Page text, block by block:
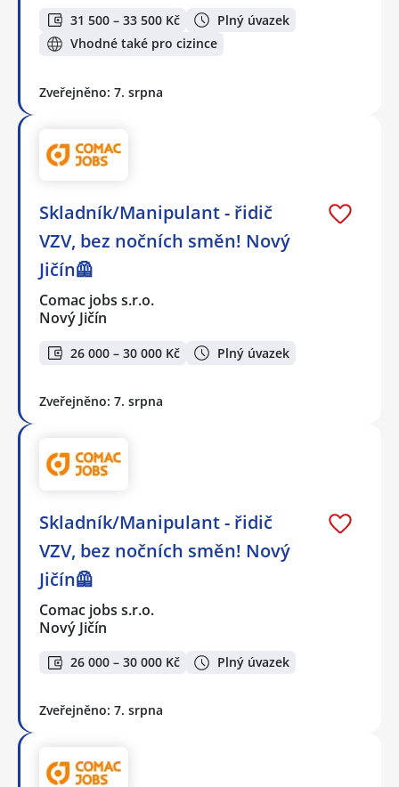
31 500 – 33 500 Kč
Plný úvazek
Vhodné také pro cizince
Zveřejněno: 7. srpna
Skladník/Manipulant - řidič
VZV, bez nočních směn! Nový
Jičín🦺
Comac jobs s.r.o.
Nový Jičín
26 000 – 30 000 Kč Plný úvazek
Zveřejněno: 7. srpna
Skladník/Manipulant - řidič
VZV, bez nočních směn! Nový
Jičín🦺
Comac jobs s.r.o.
Nový Jičín
26 000 – 30 000 Kč Plný úvazek
Zveřejněno: 7. srpna